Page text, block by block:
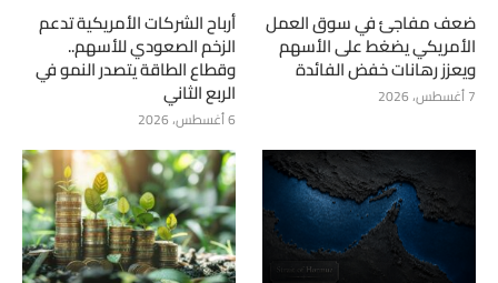
ضعف مفاجئ في سوق العمل
الأمريكي يضغط على الأسهم
ويعزز رهانات خفض الفائدة
7 أغسطس، 2026
أرباح الشركات الأمريكية تدعم
الزخم الصعودي للأسهم..
وقطاع الطاقة يتصدر النمو في
الربع الثاني
6 أغسطس، 2026